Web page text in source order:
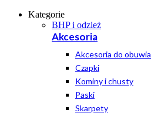
Kategorie
BHP i odzież
Akcesoria
Akcesoria do obuwia
Czapki
Kominy i chusty
Paski
Skarpety